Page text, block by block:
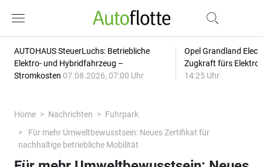
AUTOHAUS SteuerLuchs: Betriebliche
Elektro- und Hybridfahrzeug –
Stromkosten 07.08.2026, 07:00 Uhr
Opel Grandland
Zugkraft fürs
14:25 Uhr
Home Nachrichten
Fuhrpark
Für mehr Umweltbewusstsein: Neues Zertifikat für
nachhaltige betriebliche Mobilität